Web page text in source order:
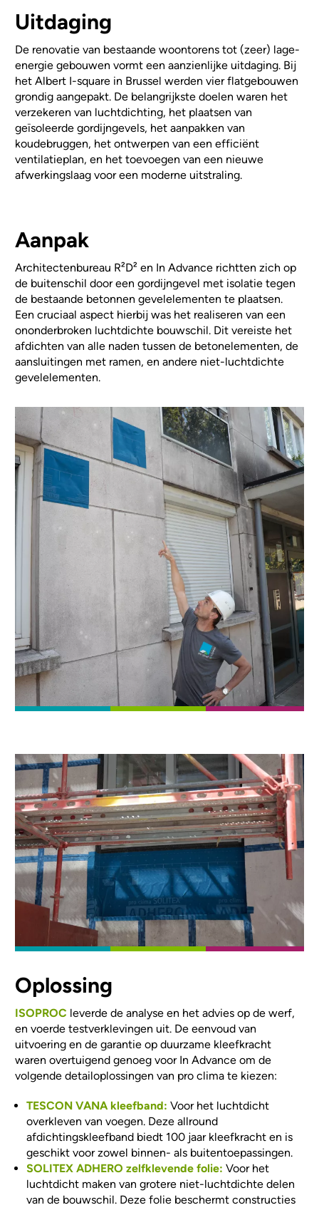
Uitdaging
De renovatie van bestaande woontorens tot (zeer) lage-
energie gebouwen vormt een aanzienlijke uitdaging. Bij
het Albert I-square in Brussel werden vier flatgebouwen
grondig aangepakt. De belangrijkste doelen waren het
verzekeren van luchtdichting, het plaatsen van
geïsoleerde gordijngevels, het aanpakken van
koudebruggen, het ontwerpen van een efficiënt
ventilatieplan, en het toevoegen van een nieuwe
afwerkingslaag voor een moderne uitstraling.
Aanpak
Architectenbureau R²D² en In Advance richtten zich op
de buitenschil door een gordijngevel met isolatie tegen
de bestaande betonnen gevelelementen te plaatsen.
Een cruciaal aspect hierbij was het realiseren van een
ononderbroken luchtdichte bouwschil. Dit vereiste het
afdichten van alle naden tussen de betonelementen, de
aansluitingen met ramen, en andere niet-luchtdichte
gevelelementen.
Oplossing
ISOPROC leverde de analyse en het advies op de werf,
en voerde testverklevingen uit. De eenvoud van
uitvoering en de garantie op duurzame kleefkracht
waren overtuigend genoeg voor In Advance om de
volgende detailoplossingen van pro clima te kiezen:
TESCON VANA kleefband: Voor het luchtdicht
overkleven van voegen. Deze allround
afdichtingskleefband biedt 100 jaar kleefkracht en is
geschikt voor zowel binnen- als buitentoepassingen.
SOLITEX ADHERO zelfklevende folie: Voor het
luchtdicht maken van grotere niet-luchtdichte delen
van de bouwschil. Deze folie beschermt constructies